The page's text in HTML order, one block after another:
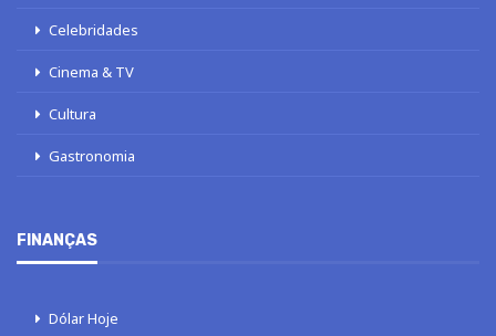
Celebridades
Cinema & TV
Cultura
Gastronomia
FINANÇAS
Dólar Hoje